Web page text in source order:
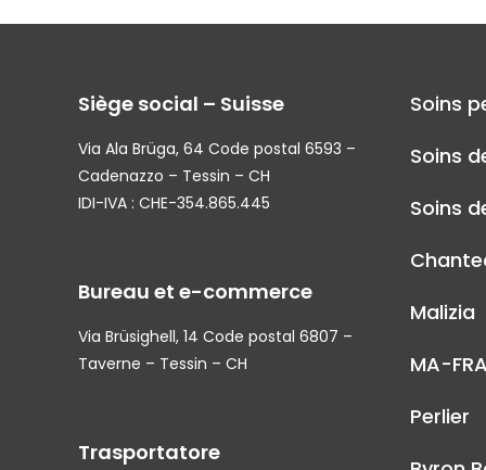
Siège social – Suisse
Via Ala Brüga, 64 Code postal 6593 –
Cadenazzo – Tessin – CH
IDI-IVA : CHE-354.865.445
Bureau et e-commerce
Via Brüsighell, 14 Code postal 6807 –
Taverne – Tessin – CH
Trasportatore
Soins
Soins
Soins
Malizia
MA-FRA
Perlier